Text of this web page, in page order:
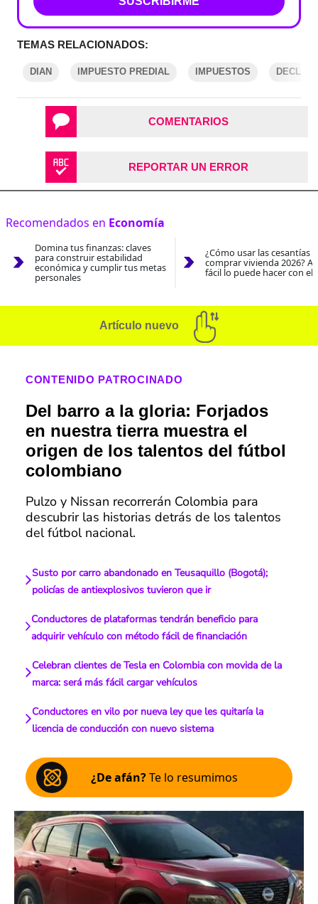
TEMAS RELACIONADOS:
DIAN IMPUESTO PREDIAL IMPUESTOS
COMENTARIOS
REPORTAR UN ERROR
Recomendados en Economía
Domina tus finanzas: claves
para construir estabilidad
económica y cumplir tus metas
personales
¿Cómo usar las cesantías
comprar vivienda 2026?
fácil lo puede hacer con el
Artículo nuevo
CONTENIDO PATROCINADO
Del barro a la gloria: Forjados
en nuestra tierra muestra el
origen de los talentos del fútbol
colombiano
Pulzo y Nissan recorrerán Colombia para
descubrir las historias detrás de los talentos
del fútbol nacional.
Susto por carro abandonado en Teusaquillo (Bogotá);
policías de antiexplosivos tuvieron que ir
Conductores de plataformas tendrán beneficio para
adquirir vehículo con método fácil de financiación
Celebran clientes de Tesla en Colombia con movida de la
marca: será más fácil cargar vehículos
Conductores en vilo por nueva ley que les quitaría la
licencia de conducción con nuevo sistema
¿De afán?Te lo resumimos